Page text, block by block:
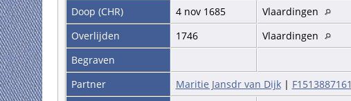
Doop (CHR)
4 nov 1685
Vlaardingen
Overlijden
1746
Vlaardingen
Begraven
Partner
Maritie Jansdr van Dijk| F1513887161